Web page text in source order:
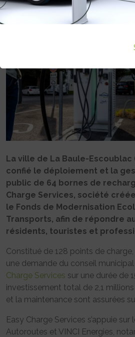
La ville de La Baule-
confié le déploiement et la
public de 64 bornes de
Charge Services, société
le Fonds de Modernisation
Transports, afin de répondre
résidents, touristes et
Constitué de 128 points de
une demande du conseil
Charge Services sur une durée de
investissement total de 2,1 millions
et la maintenance sont assurées
Easy Charge Services s’appuie sur
Autoroutes et VINCI Energies,